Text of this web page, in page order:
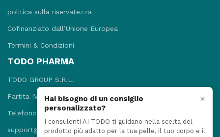
Hai bisogno di un consiglio
personalizzato?
×
I consulenti AI TODO ti guidano nella scelta del
prodotto più adatto per la tua pelle, il tuo corpo e il
politica sulla riservatezza
Cofinanziato dall’Unione Europea
Termini & Condizioni
TODO PHARMA
TODO GROUP S.R.L.
Partita IVA: 09781131215
Telefono: +3908118920052
support@todopharma.it